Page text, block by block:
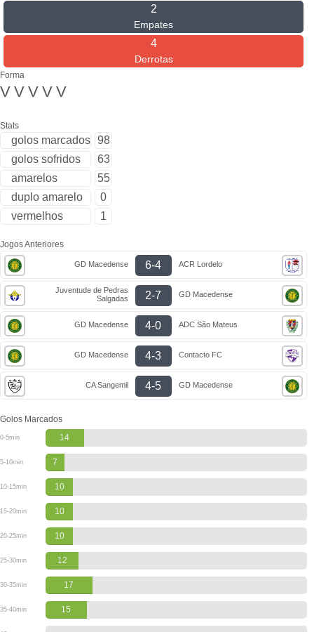
2
Empates
4
Derrotas
Forma
V V V V V
Stats
golos marcados 98
golos sofridos
63
amarelos
55
duplo amarelo
0
vermelhos
1
Jogos Anteriores
GD Macedense 6-4 ACR Lordelo
Juventude de Pedras
Salgadas
2-7 GD Macedense
GD Macedense 4-0 ADC São Mateus
GD Macedense 4-3 Contacto FC
CA Sangemil 4-5 GD Macedense
Golos Marcados
0-5min 14
5-10min 7
10-15min 10
15-20min 10
20-25min 10
25-30min 12
30-35min 17
35-40min 15